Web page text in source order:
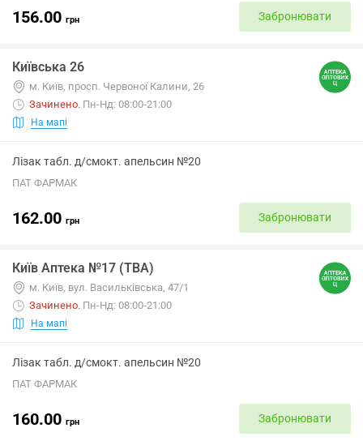
156.00 грн Забронювати
Київська 26
м. Київ, просп. Червоної Калини, 26
Зачинено. Пн-Нд: 08:00-21:00
На мапі
Лізак табл. д/смокт. апельсин №20
ПАТ ФАРМАК
162.00 грн Забронювати
Київ Аптека №17 (ТВА)
м. Київ, вул. Васильківська, 47/1
Зачинено. Пн-Нд: 08:00-21:00
На мапі
Лізак табл. д/смокт. апельсин №20
ПАТ ФАРМАК
160.00 грн Забронювати